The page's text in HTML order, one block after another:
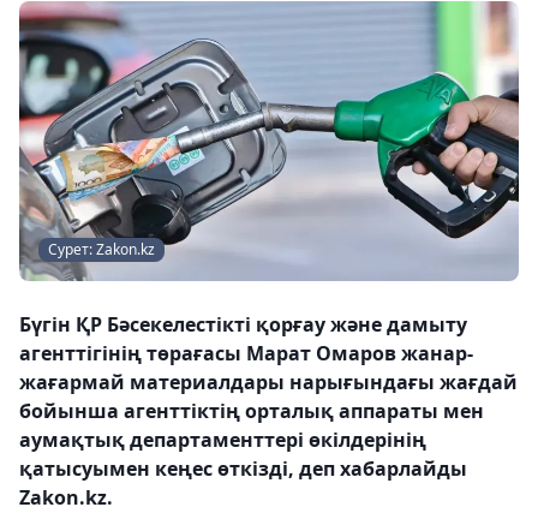
Сурет: Zakon.kz
Бүгін ҚР Бәсекелестікті қорғау және дамыту
агенттігінің төрағасы Марат Омаров жанар-
жағармай материалдары нарығындағы жағдай
бойынша агенттіктің орталық аппараты мен
аумақтық департаменттері өкілдерінің
қатысуымен кеңес өткізді, деп хабарлайды
Zakon.kz.